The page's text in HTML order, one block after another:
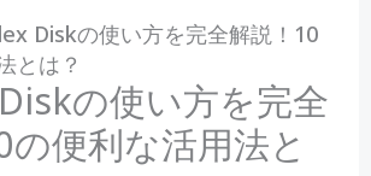
Diskの使い方を完全解説！10
とは？
の使い方を完全
便利な活用法と